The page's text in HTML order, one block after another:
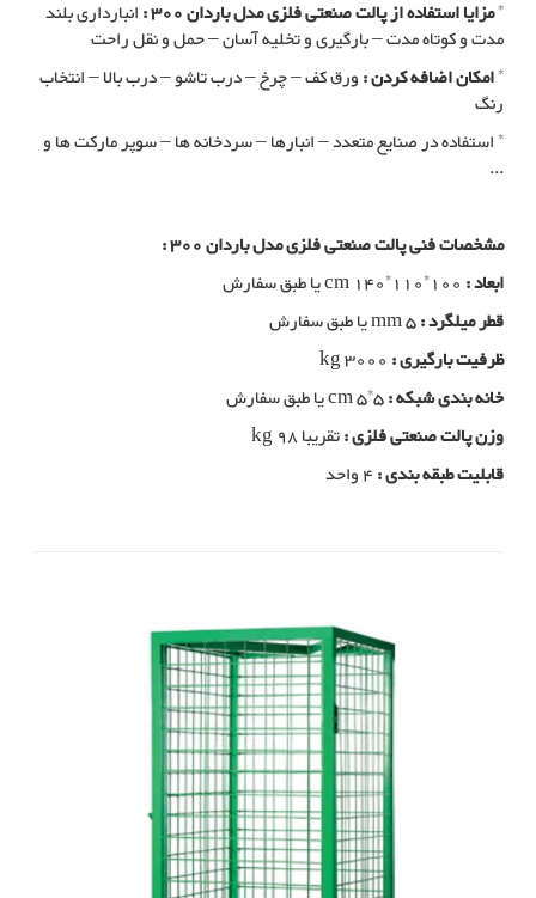
*مزایا استفاده از پالت صنعتی فلزی مدل باردان 300 :
انبارداری بلند
مدت و کوتاه مدت – بارگیری و تخلیه آسان – حمل و نقل راحت
*امکان اضافه کردن :ورق کف – چرخ – درب تاشو – درب بالا – انتخاب
رنگ
* استفاده در صنایع متعدد – انبارها – سردخانه ها – سوپر مارکت ها و
...
مشخصات فنی پالت صنعتی فلزی مدل باردان 300 :
ابعاد :
قطر میلگرد :mm 5 یا طبق سفارش
ظرفیت بارگیری :
خانه بندی شبکه :cm 5*5 یا طبق سفارش
وزن پالت صنعتی فلزی :تقریبا kg 98
قابلیت طبقه بندی :